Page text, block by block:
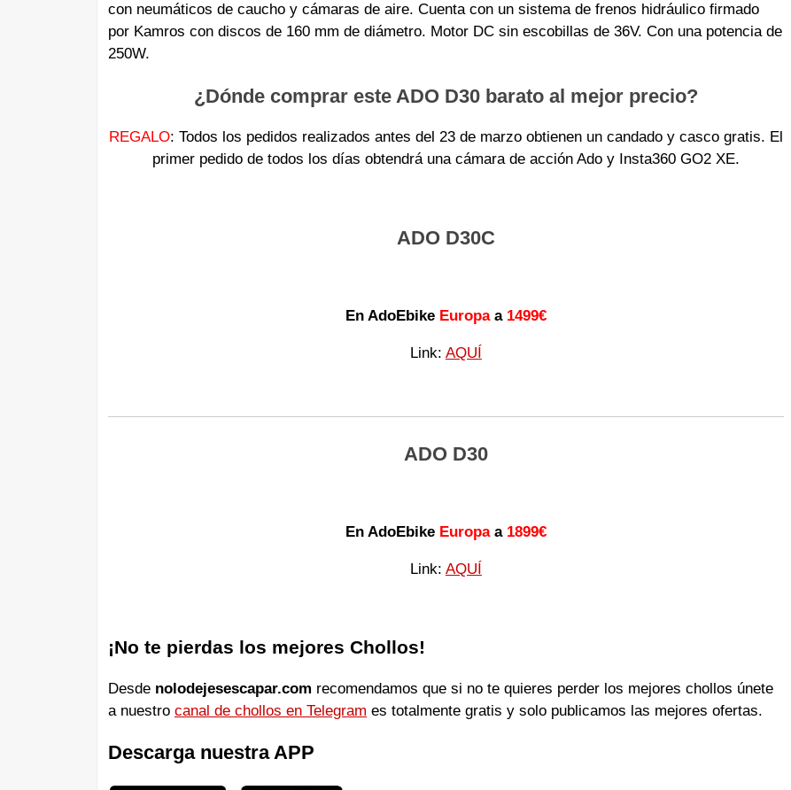
con neumáticos de caucho y cámaras de aire. Cuenta con un sistema de frenos hidráulico firmado
por Kamros con discos de 160 mm de diámetro. Motor DC sin escobillas de 36V. Con una potencia de
250W.
¿Dónde comprar este ADO D30 barato al mejor precio?
REGALO: Todos los pedidos realizados antes del 23 de marzo obtienen un candado y casco gratis. El
primer pedido de todos los días obtendrá una cámara de acción Ado y Insta360 GO2 XE.
ADO D30C
En AdoEbike Europaa 1499€
Link: AQUÍ
ADO D30
En AdoEbike Europaa 1899€
Link: AQUÍ
¡No te pierdas los mejores Chollos!
Desde nolodejesescapar.com recomendamos que si no te quieres perder los mejores chollos únete
a nuestro canal de chollos en Telegram es totalmente gratis y solo publicamos las mejores ofertas.
Descarga nuestra APP